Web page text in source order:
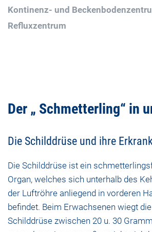
Kontinenz- und
Refluxzentrum
Der „ Schmetterling“ in
Die Schilddrüse und ihre
Die Schilddrüse ist ein
Organ, welches sich unterhalb des
der Luftröhre anliegend in vorderen
befindet. Beim Erwachsenen wiegt
Schilddrüse zwischen 20 u. 30